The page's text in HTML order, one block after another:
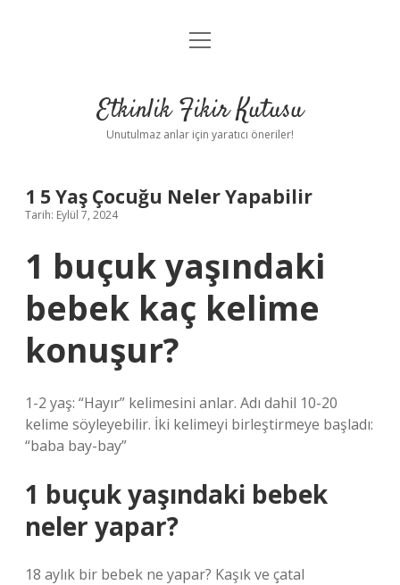
Anasayfa
Yasal Uyarı
menüyü
Etkinlik Fikir Kutusu
Unutulmaz anlar için yaratıcı öneriler!
1 5 Yaş Çocuğu Neler Yapabilir
Tarih: Eylül 7, 2024
1 buçuk yaşındaki
bebek kaç kelime
konuşur?
1-2 yaş: “Hayır” kelimesini anlar. Adı dahil 10-20
kelime söyleyebilir. İki kelimeyi birleştirmeye başladı:
“baba bay-bay”
1 buçuk yaşındaki bebek
neler yapar?
18 aylık bir bebek ne yapar? Kaşık ve çatal